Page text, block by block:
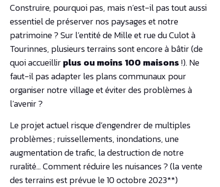
Construire, pourquoi pas, mais n’est-il pas tout aussi
essentiel de préser­ver nos paysages et notre
patrimoine ? Sur l’entité de Mille et rue du Culot à
Tourinnes, plusieurs terrains sont encore à bâtir (de
quoi accueillirplus ou moins 100 maisons!). Ne
faut-il pas adapter les plans communaux pour
organiser notre village et éviter des problèmes à
l’avenir ?
Le projet actuel risque d’engendrer de multiples
problèmes ; ruissellements, inondations, une
augmentation de trafic, la destruction de notre
ruralité… Comment réduire les nuisances ? (la vente
des terrains est prévue le 10 octobre 2023**)